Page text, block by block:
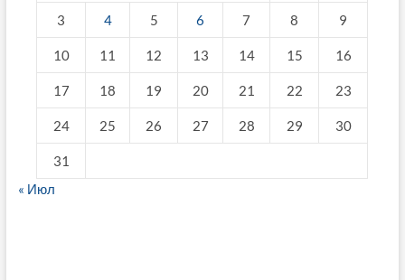
3 4 5 6 7 8 9
10 11 12 13 14 15 16
17 18 19 20 21 22 23
24 25 26 27 28 29 30
31
« Июл